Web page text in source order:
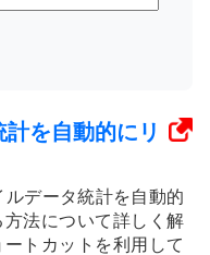
を自動的にリ
ルデータ統計を自動的
法について詳しく解
トカットを利用して